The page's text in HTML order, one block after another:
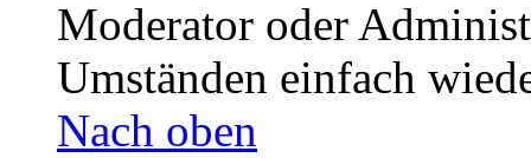
Moderator oder
Umständen einfach
Nach oben